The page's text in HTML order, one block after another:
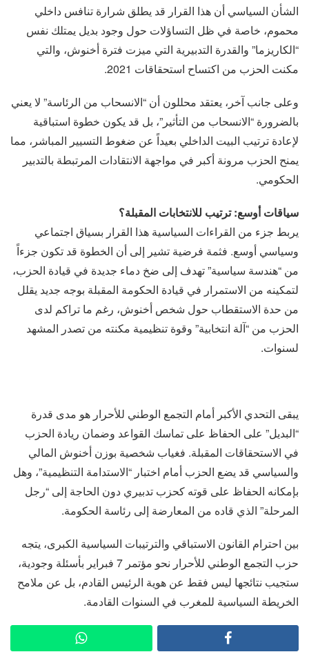
الشأن السياسي أن هذا القرار قد يطلق شرارة تنافس داخلي
محموم، خاصة في ظل التساؤلات حول وجود بديل يمتلك نفس
“الكاريزما” والقدرة التدبيرية التي ميزت فترة أخنوش، والتي
مكنت الحزب من اكتساح استحقاقات 2021.
وعلى جانب آخر، يعتقد محللون أن “الانسحاب من الرئاسة” لا يعني
بالضرورة “الانسحاب من التأثير”، بل قد يكون خطوة استباقية
لإعادة ترتيب البيت الداخلي بعيداً عن ضغوط التسيير المباشر، مما
يمنح الحزب مرونة أكبر في مواجهة الانتقادات المرتبطة بالتدبير
الحكومي.
سياقات أوسع: ترتيب للانتخابات المقبلة؟
يربط جزء من القراءات السياسية هذا القرار بسياق اجتماعي
وسياسي أوسع. فثمة فرضية تشير إلى أن الخطوة قد تكون جزءاً
من “هندسة سياسية” تهدف إلى ضخ دماء جديدة في قيادة الحزب،
لتمكينه من الاستمرار في قيادة الحكومة المقبلة بوجه جديد يقلل
من حدة الاستقطاب حول شخص أخنوش، رغم ما تراكم لدى
الحزب من “آلة انتخابية” وقوة تنظيمية مكنته من تصدر المشهد
لسنوات.
يبقى التحدي الأكبر أمام التجمع الوطني للأحرار هو مدى قدرة
“البديل” على الحفاظ على تماسك القواعد وضمان ريادة الحزب
في الاستحقاقات المقبلة. فغياب شخصية بوزن أخنوش المالي
والسياسي قد يضع الحزب أمام اختبار “الاستدامة التنظيمية”، وهل
بإمكانه الحفاظ على قوته كحزب تدبيري دون الحاجة إلى “رجل
المرحلة” الذي قاده من المعارضة إلى رئاسة الحكومة.
بين احترام القانون الاستباقي والترتيبات السياسية الكبرى، يتجه
حزب التجمع الوطني للأحرار نحو مؤتمر 7 فبراير بأسئلة وجودية،
ستجيب نتائجها ليس فقط عن هوية الرئيس القادم، بل عن ملامح
الخريطة السياسية للمغرب في السنوات القادمة.